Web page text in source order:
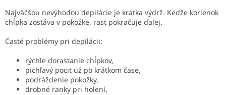
Najväčšou nevýhodou depilácie je krátka výdrž. Keďže korienok
chĺpka zostáva v pokožke, rast pokračuje ďalej.
Časté problémy pri depilácii:
rýchle dorastanie chĺpkov,
pichľavý pocit už po krátkom čase,
podráždenie pokožky,
drobné ranky pri holení,